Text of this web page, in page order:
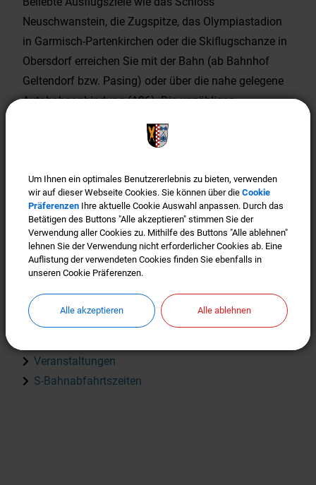
Neuschwanstein, die Zugspitze, das Olympiastadion
in Garmisch-Partenkirchen oder die Skiflugschanze in
Obersdorf erreichen Sie mit der Bahn (ab Bahnhof
Geltendorf bzw. Pasing) oder über die nahe gelegene
Autobahnanbindung (A96). Die unzähligen
Attraktionen, die unsere Landeshauptstadt München
zu bieten hat, liegen nur eine etwa 40-minütige S-
Im Naherholungsgebiet Fünfseenland, mit Ammersee,
Starnberger See, Pilsensee, Wörthsee und Weßlinger
See kann gesegelt, gesurft und gebadet werden. Es
gibt unzählige Einkehrmöglichkeiten so dass Sie mit
bayrischen Schmankerln und internationaler Küche
Ausflugsziele finden Sie auf der Seite des Bürgerver
Veranstaltungen
S-Bahnabfahrtszeiten
Um Ihnen ein optimales Benutzererlebnis zu bieten, verwenden
wir auf dieser Webseite Cookies. Sie können über die Cookie
Präferenzen Ihre aktuelle Cookie Auswahl anpassen. Durch das
Betätigen des Buttons "Alle akzeptieren" stimmen Sie der
Verwendung aller Cookies zu. Mithilfe des Buttons "Alle ablehnen"
lehnen Sie der Verwendung nicht erforderlicher Cookies ab. Eine
Auflistung der verwendeten Cookies finden Sie ebenfalls in
unseren Cookie Präferenzen.
Alle akzeptieren Alle ablehnen
Um Ihnen ein optimales Benutzererlebnis zu bieten, verwenden
wir auf dieser Webseite Cookies. Sie können über die Cookie
Präferenzen Ihre aktuelle Cookie Auswahl anpassen. Durch das
Betätigen des Buttons "Alle akzeptieren" stimmen Sie der
Verwendung aller Cookies zu. Mithilfe des Buttons "Alle ablehnen"
lehnen Sie der Verwendung nicht erforderlicher Cookies ab. Eine
Auflistung der verwendeten Cookies finden Sie ebenfalls in
unseren Cookie Präferenzen.
Alle akzeptieren Alle ablehnen